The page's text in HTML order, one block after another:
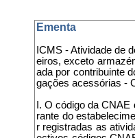
Ementa
ICMS - Atividade de
eiros, exceto
ada por contribuinte
gações acessórias -
I. O código da
rante do
r registradas as